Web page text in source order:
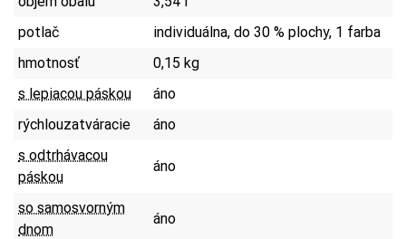
potlač
individuálna, do 30 % plochy, 1 farba
hmotnosť
0,15 kg
s lepiacou páskou
áno
rýchlouzatváracie
áno
s odtrhávacou
páskou
áno
so samosvorným
dnom
áno